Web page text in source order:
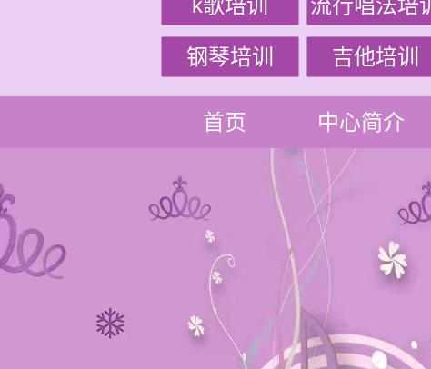
k歌培训 流行唱法培训
钢琴培训 吉他培训
首页 中心简介